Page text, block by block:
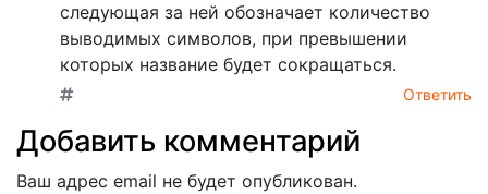
следующая за ней обозначает количество
выводимых символов, при превышении
которых название будет сокращаться.
Ответить
Добавить комментарий
Ваш адрес email не будет опубликован.